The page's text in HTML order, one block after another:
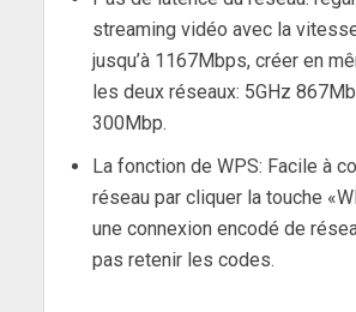
streaming vidéo avec la
jusqu’à 1167Mbps, créer en
les deux réseaux: 5GHz
300Mbp.
La fonction de WPS: Facile à
réseau par cliquer la touche
une connexion encodé de
pas retenir les codes.